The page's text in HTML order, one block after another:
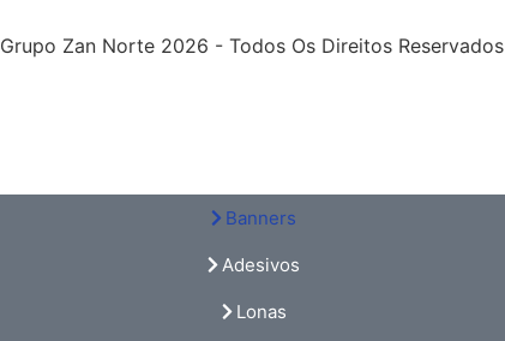
Grupo Zan Norte 2026 - Todos Os Direitos Reservados
Banners
Adesivos
Lonas